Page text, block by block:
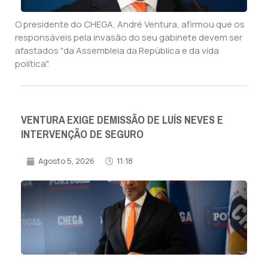
O presidente do CHEGA, André Ventura, afirmou que os
responsáveis pela invasão do seu gabinete devem ser
afastados "da Assembleia da República e da vida
política".
VENTURA EXIGE DEMISSÃO DE LUÍS NEVES E
INTERVENÇÃO DE SEGURO
Agosto 5, 2026 11:18